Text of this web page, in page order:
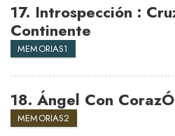
17. Introspección :
Continente
MEMORIAS1
18. Ángel Con
MEMORIAS2